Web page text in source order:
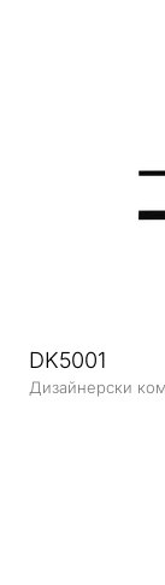
DK5001
Дизайнерски